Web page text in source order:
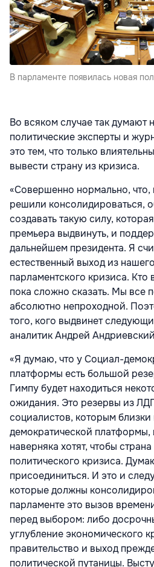
В парламенте появилась новая
Во всяком случае так думают
политические эксперты и
это тем, что только
вывести страну из кризиса.
«Совершенно нормально, что,
решили консолидироваться,
создавать такую силу,
премьера выдвинуть, и
дальнейшем президента. Я
естественный выход из
парламентского кризиса. Кто
пока сложно сказать. Мы все
абсолютно непроходной.
того, кого выдвинет
аналитик Андрей
«Я думаю, что у Социал-
платформы есть большой
Гимпу будет находиться
ожидания. Это резервы из
социалистов, которым
демократической платформы,
наверняка хотят, чтобы
политического кризиса.
присоединиться. И это и
которые должны
парламенте это вызов
перед выбором: либо
углубление экономического
правительство и выход
политической путаницы.